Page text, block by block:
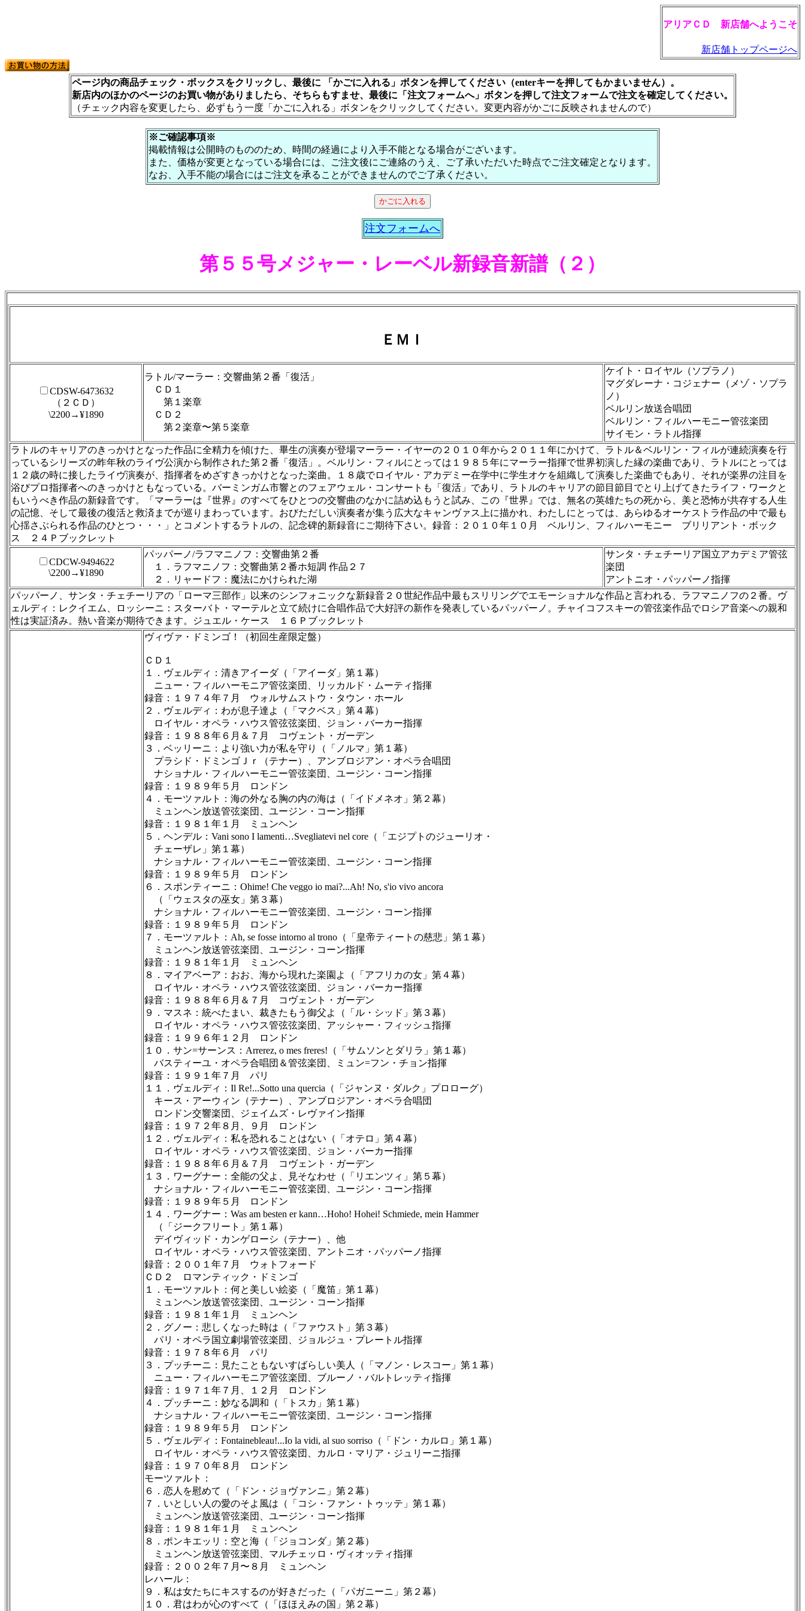
アリアＣＤ 新店舗へようこそ
新店舗トップページへ
ページ内の商品チェック・ボックスをクリックし、最後に 「かごに入れる」ボタンを押してください（enterキーを押してもかまいません）。
新店内のほかのページのお買い物がありましたら、そちらもすませ、最後に「注文フォームへ」ボタンを押して注文フォームで注文を確定してください。
（チェック内容を変更したら、必ずもう一度「かごに入れる」ボタンをクリックしてください。変更内容がかごに反映されませんので）
※ご確認事項※
掲載情報は公開時のもののため、時間の経過により入手不能となる場合がございます。
また、価格が変更となっている場合には、ご注文後にご連絡のうえ、ご了承いただいた時点でご注文確定となります。
なお、入手不能の場合にはご注文を承ることができませんのでご了承ください。
注文フォームへ
第５５号メジャー・レーベル新録音新譜（２）
ＥＭＩ
CDSW-6473632
（２ＣＤ）
\2200→¥1890
ラトル/マーラー：交響曲第２番「復活」
ＣＤ１
第１楽章
ＣＤ２
第２楽章〜第５楽章
ケイト・ロイヤル（ソプラノ）
マグダレーナ・コジェナー（メゾ・ソプラ
ノ）
ベルリン放送合唱団
ベルリン・フィルハーモニー管弦楽団
サイモン・ラトル指揮
ラトルのキャリアのきっかけとなった作品に全精力を傾けた、畢生の演奏が登場マーラー・イヤーの２０１０年から２０１１年にかけて、ラトル＆ベルリン・フィルが連続演奏を行
っているシリーズの昨年秋のライヴ公演から制作された第２番「復活」。ベルリン・フィルにとっては１９８５年にマーラー指揮で世界初演した縁の楽曲であり、ラトルにとっては
１２歳の時に接したライヴ演奏が、指揮者をめざすきっかけとなった楽曲。１８歳でロイヤル・アカデミー在学中に学生オケを組織して演奏した楽曲でもあり、それが楽界の注目を
浴びプロ指揮者へのきっかけともなっている。バーミンガム市響とのフェアウェル・コンサートも「復活」であり、ラトルのキャリアの節目節目でとり上げてきたライフ・ワークと
もいうべき作品の新録音です。「マーラーは『世界』のすべてをひとつの交響曲のなかに詰め込もうと試み、この『世界』では、無名の英雄たちの死から、美と恐怖が共存する人生
の記憶、そして最後の復活と救済までが巡りまわっています。おびただしい演奏者が集う広大なキャンヴァス上に描かれ、わたしにとっては、あらゆるオーケストラ作品の中で最も
心揺さぶられる作品のひとつ・・・」とコメントするラトルの、記念碑的新録音にご期待下さい。録音：２０１０年１０月 ベルリン、フィルハーモニー ブリリアント・ボック
ス ２４Ｐブックレット
CDCW-9494622
\2200→¥1890
パッパーノ/ラフマニノフ：交響曲第２番
１．ラフマニノフ：交響曲第２番ホ短調 作品２７
２．リャードフ：魔法にかけられた湖
サンタ・チェチーリア国立アカデミア管弦
楽団
アントニオ・パッパーノ指揮
パッパーノ、サンタ・チェチーリアの「ローマ三部作」以来のシンフォニックな新録音２０世紀作品中最もスリリングでエモーショナルな作品と言われる、ラフマニノフの２番。ヴ
ェルディ：レクイエム、ロッシーニ：スターバト・マーテルと立て続けに合唱作品で大好評の新作を発表しているパッパーノ。チャイコフスキーの管弦楽作品でロシア音楽への親和
性は実証済み。熱い音楽が期待できます。ジュエル・ケース １６Ｐブックレット
ヴィヴァ・ドミンゴ！（初回生産限定盤）
ＣＤ１
１．ヴェルディ：清きアイーダ（「アイーダ」第１幕）
ニュー・フィルハーモニア管弦楽団、リッカルド・ムーティ指揮
録音：１９７４年７月 ウォルサムストウ・タウン・ホール
２．ヴェルディ：わが息子達よ（「マクベス」第４幕）
ロイヤル・オペラ・ハウス管弦弦楽団、ジョン・バーカー指揮
録音：１９８８年６月＆７月 コヴェント・ガーデン
３．ベッリーニ：より強い力が私を守り（「ノルマ」第１幕）
プラシド・ドミンゴＪｒ（テナー）、アンブロジアン・オペラ合唱団
ナショナル・フィルハーモニー管弦楽団、ユージン・コーン指揮
録音：１９８９年５月 ロンドン
４．モーツァルト：海の外なる胸の内の海は（「イドメネオ」第２幕）
ミュンヘン放送管弦楽団、ユージン・コーン指揮
録音：１９８１年１月 ミュンヘン
５．ヘンデル：Vani sono I lamenti…Svegliatevi nel core（「エジプトのジューリオ・
チェーザレ」第１幕）
ナショナル・フィルハーモニー管弦楽団、ユージン・コーン指揮
録音：１９８９年５月 ロンドン
６．スポンティーニ：Ohime! Che veggo io mai?...Ah! No, s'io vivo ancora
（「ウェスタの巫女」第３幕）
ナショナル・フィルハーモニー管弦楽団、ユージン・コーン指揮
録音：１９８９年５月 ロンドン
７．モーツァルト：Ah, se fosse intorno al trono（「皇帝ティートの慈悲」第１幕）
ミュンヘン放送管弦楽団、ユージン・コーン指揮
録音：１９８１年１月 ミュンヘン
８．マイアベーア：おお、海から現れた楽園よ（「アフリカの女」第４幕）
ロイヤル・オペラ・ハウス管弦弦楽団、ジョン・バーカー指揮
録音：１９８８年６月＆７月 コヴェント・ガーデン
９．マスネ：統べたまい、裁きたもう御父よ（「ル・シッド」第３幕）
ロイヤル・オペラ・ハウス管弦弦楽団、アッシャー・フィッシュ指揮
録音：１９９６年１２月 ロンドン
１０．サン=サーンス：Arrerez, o mes freres!（「サムソンとダリラ」第１幕）
バスティーユ・オペラ合唱団＆管弦楽団、ミュン=フン・チョン指揮
録音：１９９１年７月 パリ
１１．ヴェルディ：Il Re!...Sotto una quercia（「ジャンヌ・ダルク」プロローグ）
キース・アーウィン（テナー）、アンブロジアン・オペラ合唱団
ロンドン交響楽団、ジェイムズ・レヴァイン指揮
録音：１９７２年８月、９月 ロンドン
１２．ヴェルディ：私を恐れることはない（「オテロ」第４幕）
ロイヤル・オペラ・ハウス管弦楽団、ジョン・バーカー指揮
録音：１９８８年６月＆７月 コヴェント・ガーデン
１３．ワーグナー：全能の父よ、見そなわせ（「リエンツィ」第５幕）
ナショナル・フィルハーモニー管弦楽団、ユージン・コーン指揮
録音：１９８９年５月 ロンドン
１４．ワーグナー：Was am besten er kann…Hoho! Hohei! Schmiede, mein Hammer
（「ジークフリート」第１幕）
デイヴィッド・カンゲローシ（テナー）、他
ロイヤル・オペラ・ハウス管弦楽団、アントニオ・パッパーノ指揮
録音：２００１年７月 ウォトフォード
ＣＤ２ ロマンティック・ドミンゴ
１．モーツァルト：何と美しい絵姿（「魔笛」第１幕）
ミュンヘン放送管弦楽団、ユージン・コーン指揮
録音：１９８１年１月 ミュンヘン
２．グノー：悲しくなった時は（「ファウスト」第３幕）
パリ・オペラ国立劇場管弦楽団、ジョルジュ・プレートル指揮
録音：１９７８年６月 パリ
３．プッチーニ：見たこともないすばらしい美人（「マノン・レスコー」第１幕）
ニュー・フィルハーモニア管弦楽団、ブルーノ・バルトレッティ指揮
録音：１９７１年７月、１２月 ロンドン
４．プッチーニ：妙なる調和（「トスカ」第１幕）
ナショナル・フィルハーモニー管弦楽団、ユージン・コーン指揮
録音：１９８９年５月 ロンドン
５．ヴェルディ：Fontainebleau!...Io la vidi, al suo sorriso（「ドン・カルロ」第１幕）
ロイヤル・オペラ・ハウス管弦楽団、カルロ・マリア・ジュリーニ指揮
録音：１９７０年８月 ロンドン
モーツァルト：
６．恋人を慰めて（「ドン・ジョヴァンニ」第２幕）
７．いとしい人の愛のそよ風は（「コシ・ファン・トゥッテ」第１幕）
ミュンヘン放送管弦楽団、ユージン・コーン指揮
録音：１９８１年１月 ミュンヘン
８．ポンキエッリ：空と海（「ジョコンダ」第２幕）
ミュンヘン放送管弦楽団、マルチェッロ・ヴィオッティ指揮
録音：２００２年７月〜８月 ミュンヘン
レハール：
９．私は女たちにキスするのが好きだった（「パガニーニ」第２幕）
１０．君はわが心のすべて（「ほほえみの国」第２幕）